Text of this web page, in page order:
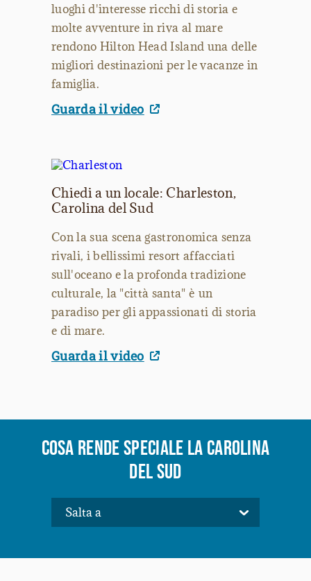
luoghi d'interesse ricchi di storia e
molte avventure in riva al mare
rendono Hilton Head Island una delle
migliori destinazioni per le vacanze in
famiglia.
Guarda il video
Chiedi a un locale: Charleston,
Carolina del Sud
Con la sua scena gastronomica senza
rivali, i bellissimi resort affacciati
sull'oceano e la profonda tradizione
culturale, la "città santa" è un
paradiso per gli appassionati di storia
e di mare.
Guarda il video
COSA RENDE SPECIALE LA CAROLINA
DEL SUD